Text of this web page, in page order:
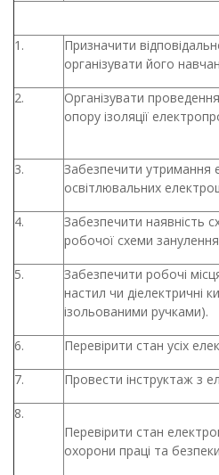
1.
Призначити
організувати його
2.
Організувати
опору ізоляції
3.
Забезпечити
освітлювальних
4.
Забезпечити наявність
робочої схеми
5.
Забезпечити робочі
настил чи діелектричні
ізольованими ручками).
6.
Перевірити стан усіх
7.
Провести інструктаж з
8.
Перевірити стан
охорони праці та